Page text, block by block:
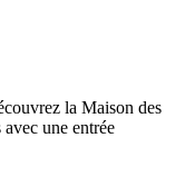
la Maison des
une entrée